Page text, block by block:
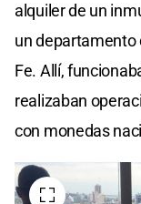
alquiler de un
un departamento
Fe. Allí,
realizaban
con monedas